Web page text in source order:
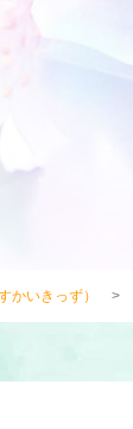
かいきっず） >